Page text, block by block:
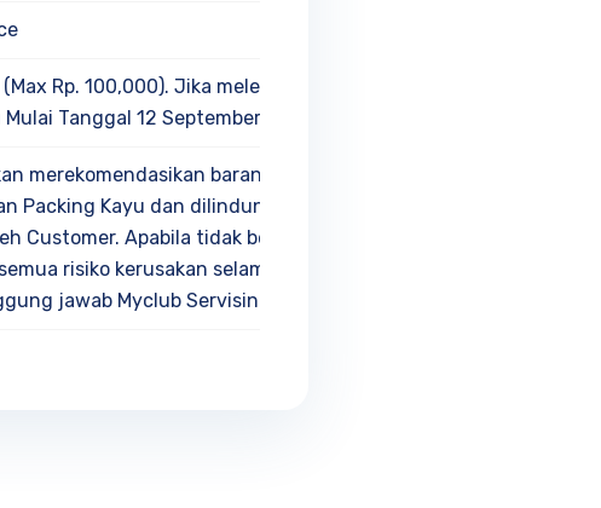
Rp. 100,000). Jika melebihi, biaya
Tanggal 12 September 2024)
merekomendasikan barang Anda
Packing Kayu dan dilindungi oleh
Customer. Apabila tidak bersedia
risiko kerusakan selama
jawab Myclub Servisindo/NJT.